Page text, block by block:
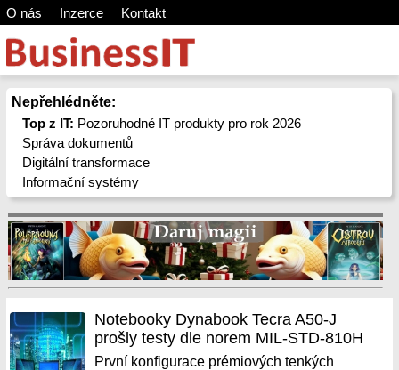
O nás Inzerce Kontakt
Nepřehlédněte:
Top z IT: Pozoruhodné IT produkty pro rok 2026
Správa dokumentů
Digitální transformace
Informační systémy
Notebooky Dynabook Tecra A50-J
prošly testy dle norem MIL-STD-810H
První konfigurace prémiových tenkých